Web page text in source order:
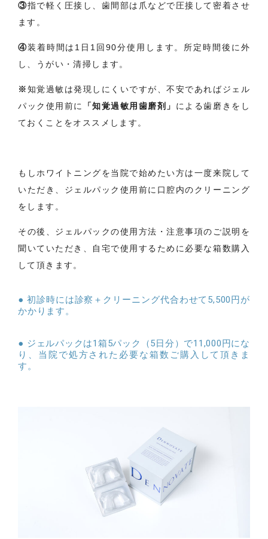
③指で軽く圧接し、歯間部は爪などで圧接して密着させ
ます。
④装着時間は1日1回90分使用します。所定時間後に外
し、うがい・清掃します。
※知覚過敏は発現しにくいですが、不安であればジェル
パック使用前に
「知覚過敏用歯磨剤」 による歯磨きをし
ておくことをオススメします。
もしホワイトニングを当院で始めたい方は一度来院して
いただき、ジェルパック使用前に口腔内のクリーニング
をします。
その後、ジェルパックの使用方法・注意事項のご説明を
聞いていただき、自宅で使用するために必要な箱数購入
して頂きます。
初診時には診察＋クリーニング代合わせて5,500円が
かかります。
ジェルパックは1箱5パック（5日分）で11,000円にな
り、当院で処方された必要な箱数ご購入して頂きま
す。